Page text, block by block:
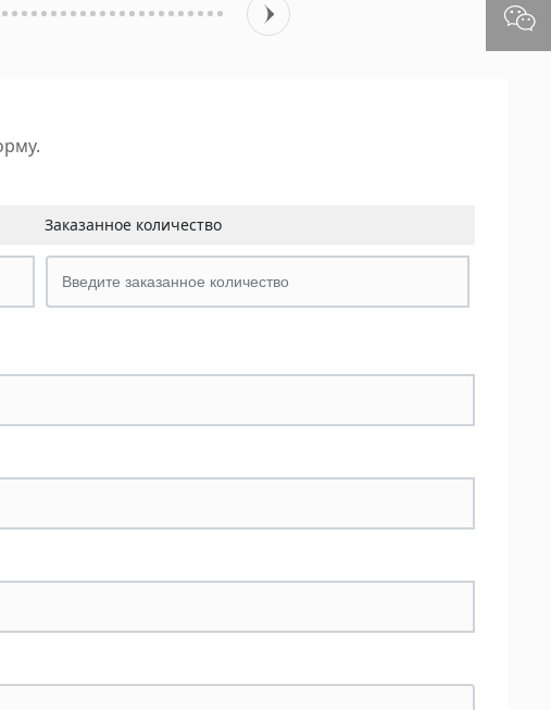
Заказанное количество